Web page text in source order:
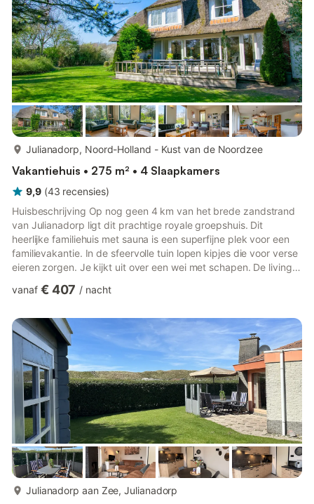
meer...
Julianadorp, Noord-Holland - Kust van de Noordzee
Vakantiehuis • 275 m² • 4 Slaapkamers
9,9 (43 recensies)
Huisbeschrijving Op nog geen 4 km van het brede zandstrand
van Julianadorp ligt dit prachtige royale groepshuis. Dit
heerlijke familiehuis met sauna is een superfijne plek voor een
familievakantie. In de sfeervolle tuin lopen kipjes die voor verse
eieren zorgen. Je kijkt uit over een wei met schapen. De living is
samen zijn. In de kast vind je boeken en gezelschapspelletjes.
hebben?De trekpleister van de regio Juliandorp – Callantsoog is
natuurlijk het brede zandstran...
vanaf € 407 / nacht
Julianadorp aan Zee, Julianadorp